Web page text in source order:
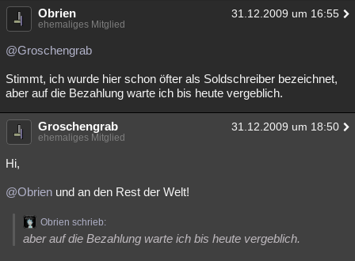
Lesenswert
Obrien 31.12.2009 um 16:55
ehemaliges Mitglied
@Groschengrab
Stimmt, ich wurde hier schon öfter als Soldschreiber bezeichnet,
aber auf die Bezahlung warte ich bis heute vergeblich.
Groschengrab 31.12.2009 um 18:50
ehemaliges Mitglied
Hi,
@Obrien und an den Rest der Welt!
Obrien schrieb:
aber auf die Bezahlung warte ich bis heute vergeblich.